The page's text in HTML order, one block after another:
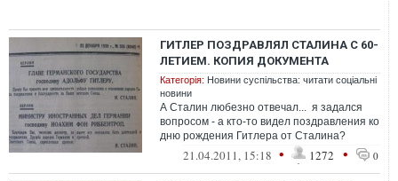
ГИТЛЕР ПОЗДРАВЛЯЛ СТАЛИНА С 60-
ЛЕТИЕМ. КОПИЯ ДОКУМЕНТА
Категорія: Новини суспільства: читати соціальні
новини
А Сталин любезно отвечал... я задался
вопросом - а кто-то видел поздравления ко
дню рождения Гитлера от Сталина?
Наоборот - есть. Попробовал пои...
21.04.2011, 15:18 • 1272 • 0